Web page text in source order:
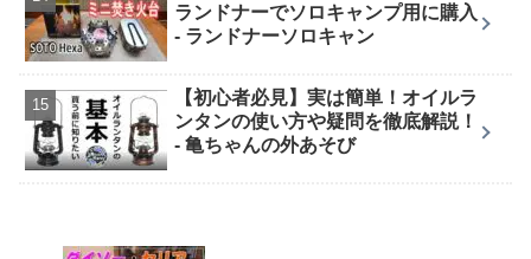
ランドナーでソロキャンプ用に購入
- ランドナーソロキャン
【初心者必見】実は簡単！オイルラ
ンタンの使い方や疑問を徹底解説！
- 亀ちゃんの外あそび